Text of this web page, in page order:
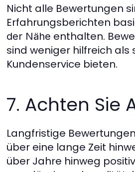
Nicht alle Bewertungen
Erfahrungsberichten
der Nähe enthalten.
sind weniger hilfreich als
Kundenservice bieten.
7. Achten Sie
Langfristige
über eine lange Zeit
über Jahre hinweg